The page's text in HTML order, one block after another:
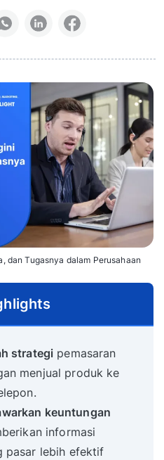
dan Tugasnya dalam Perusahaan
strategi pemasaran
menjual produk ke
keuntungan
informasi
pasar lebih efektif